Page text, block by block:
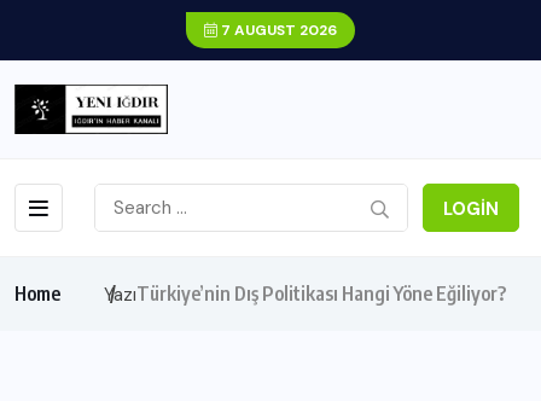
7 AUGUST 2026
LOGIN
Home YazıTürkiye’nin Dış Politikası Hangi Yöne Eğiliyor?